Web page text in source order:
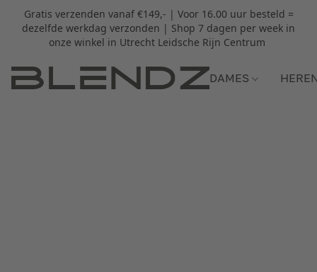
Gratis verzenden vanaf €149,- | Voor 16.00 uur besteld =
dezelfde werkdag verzonden | Shop 7 dagen per week in
onze winkel in Utrecht Leidsche Rijn Centrum
DAMES